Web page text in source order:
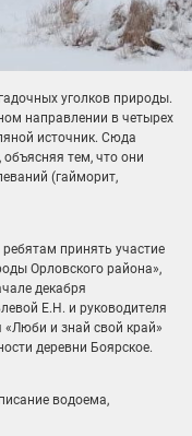
уголков природы.
направлении в четырех
источник. Сюда
тем, что они
(гайморит,
принять участие
Орловского района»,
декабря
Е.Н. и руководителя
«Люби и знай свой край»
деревни Боярское.
водоема,